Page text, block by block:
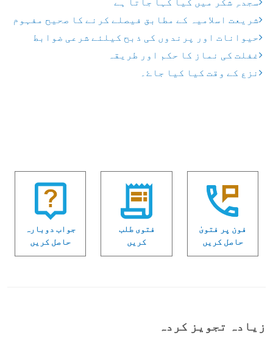
شریعت اسلامیہ کے مطابق فیصلے کرنے کا صحیح مفہوم
حیوانات اور پرندوں کی ذبح کیلئے شرعی ضوابط
غفلت کی نماز کا حکم اور طریقہ
نزع کے وقت کیا کیا جاۓ۔
فون پر فتویٰ
حاصل کریں
فتوی طلب
کریں
جواب دوبارہ
حاصل کریں
زیادہ تجویز کردہ